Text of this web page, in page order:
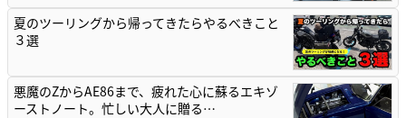
夏のツーリングから帰ってきたらやるべきこと
３選
悪魔のZからAE86まで、疲れた心に蘇るエキゾ
ーストノート。忙しい大人に贈る…